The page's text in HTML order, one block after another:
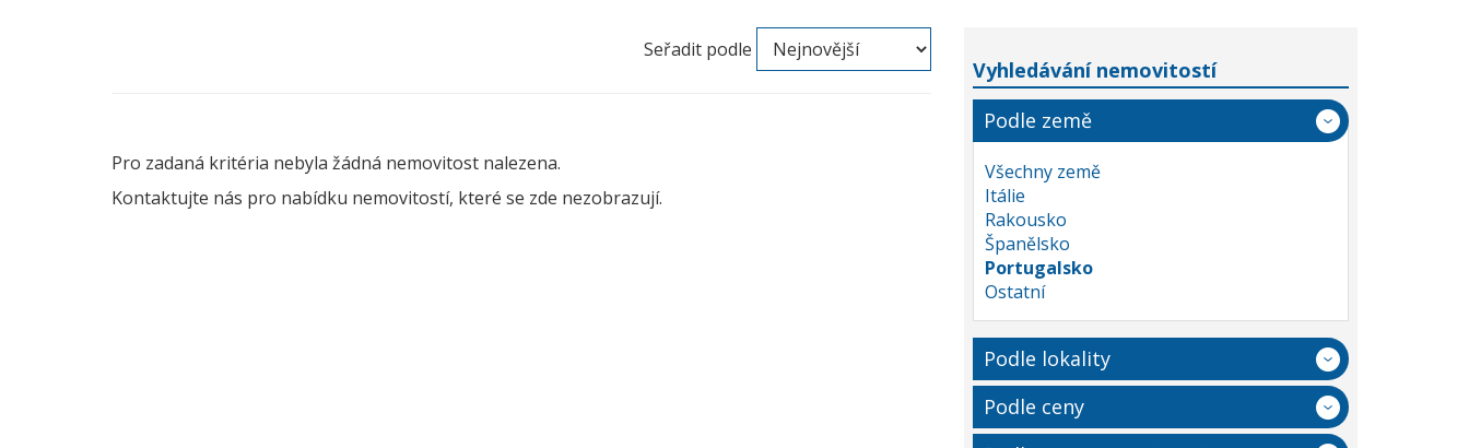
Seřadit podle
Pro zadaná kritéria nebyla žádná nemovitost nalezena.
Kontaktujte nás pro nabídku nemovitostí, které se zde nezobrazují.
Vyhledávání nemovitostí
Podle země
Všechny země
Itálie
Rakousko
Španělsko
Portugalsko
Ostatní
Podle lokality
Podle ceny